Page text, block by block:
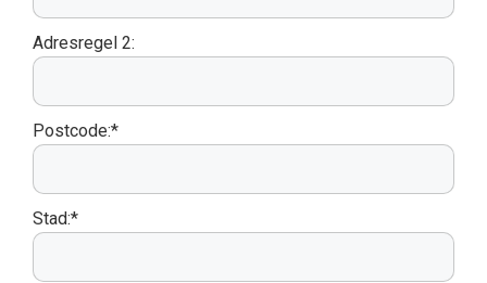
Adresregel 2:
Postcode:*
Stad:*